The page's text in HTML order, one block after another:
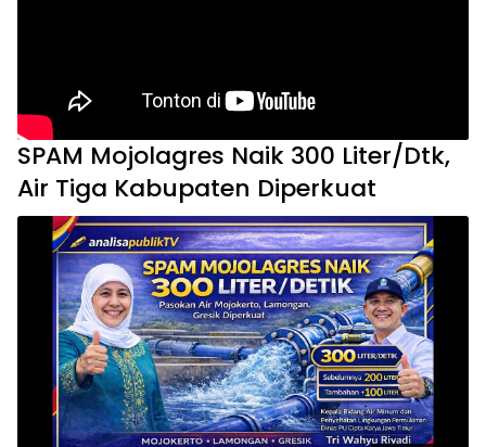
SPAM Mojolagres Naik 300 Liter/Dtk,
Air Tiga Kabupaten Diperkuat